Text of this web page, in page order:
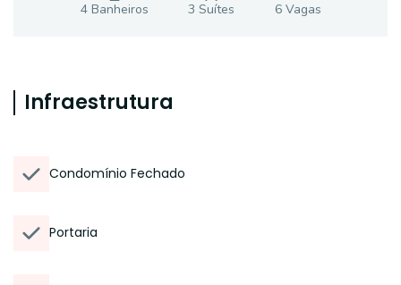
4Banheiros 3 Suítes 6Vagas
Infraestrutura
Condomínio Fechado
Portaria